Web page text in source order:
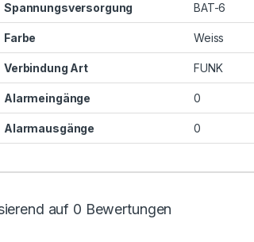
Spannungsversorgung BAT-6
Farbe Weiss
Verbindung Art FUNK
Alarmeingänge 0
Alarmausgänge 0
auf 0 Bewertungen